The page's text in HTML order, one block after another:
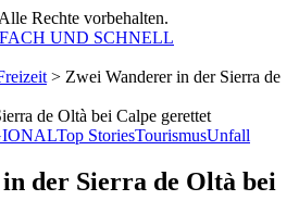
Rechte vorbehalten.
UND SCHNELL
> Zwei Wanderer in der Sierra de
Top StoriesTourismusUnfall
der Sierra de Oltà bei